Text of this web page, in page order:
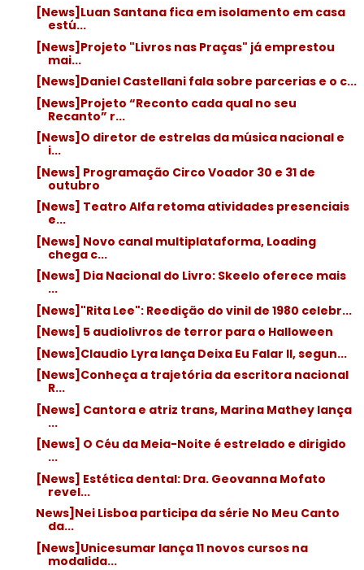
[News]Luan Santana fica em isolamento em casa
estú...
[News]Projeto "Livros nas Praças" já emprestou
mai...
[News]Daniel Castellani fala sobre parcerias e o c...
[News]Projeto “Reconto cada qual no seu
Recanto” r...
[News]O diretor de estrelas da música nacional e
i...
[News] Programação Circo Voador 30 e 31 de
outubro
[News] Teatro Alfa retoma atividades presenciais
e...
[News] Novo canal multiplataforma, Loading
chega c...
[News] Dia Nacional do Livro: Skeelo oferece mais
...
[News]"Rita Lee": Reedição do vinil de 1980 celebr...
[News] 5 audiolivros de terror para o Halloween
[News]Claudio Lyra lança Deixa Eu Falar II, segun...
[News]Conheça a trajetória da escritora nacional
R...
[News] Cantora e atriz trans, Marina Mathey lança
...
[News] O Céu da Meia-Noite é estrelado e dirigido
...
[News] Estética dental: Dra. Geovanna Mofato
revel...
News]Nei Lisboa participa da série No Meu Canto
da...
[News]Unicesumar lança 11 novos cursos na
modalida...